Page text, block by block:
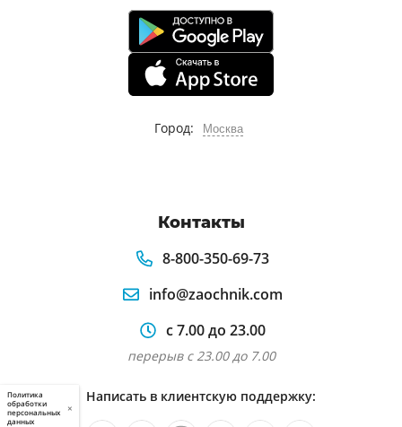
Город: Москва
Контакты
8-800-350-69-73
info@zaochnik.com
с 7.00 до 23.00
перерыв с 23.00 до 7.00
Написать в клиентскую поддержку:
Политика
обработки
персональных
данных
×